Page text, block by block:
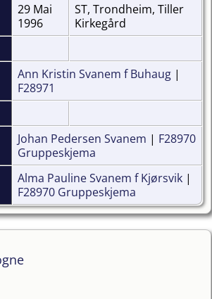
29 Mai
1996
ST, Trondheim, Tiller
Kirkegård
Ann Kristin Svanem f Buhaug |
F28971
Johan Pedersen Svanem | F28970
Gruppeskjema
Alma Pauline Svanem f Kjørsvik |
F28970 Gruppeskjema